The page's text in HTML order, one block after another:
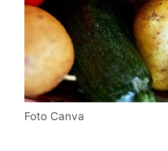
Foto Canva